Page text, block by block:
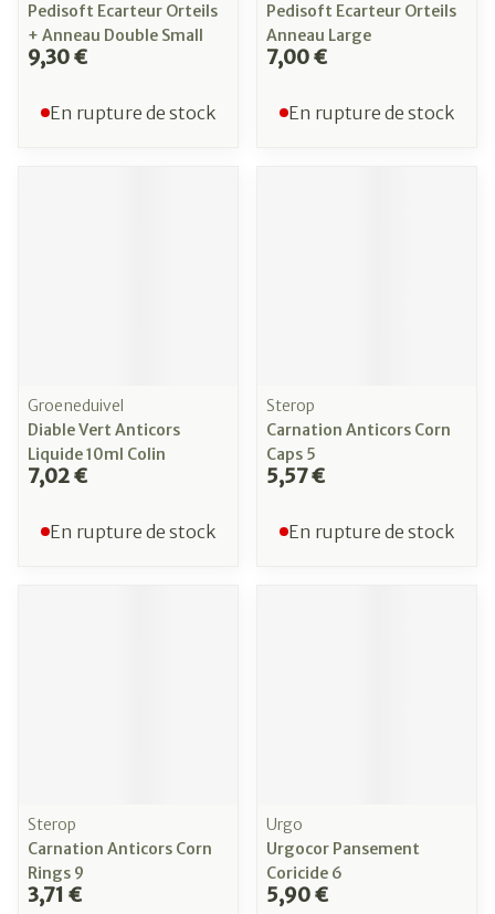
Pedisoft Ecarteur Orteils
+ Anneau Double Small
9,30 €
En rupture de stock
Pedisoft Ecarteur Orteils
Anneau Large
7,00 €
En rupture de stock
Groeneduivel
Diable Vert Anticors
Liquide 10ml Colin
7,02 €
En rupture de stock
Sterop
Carnation Anticors Corn
Caps 5
5,57 €
En rupture de stock
Sterop
Carnation Anticors Corn
Rings 9
3,71 €
Urgo
Urgocor Pansement
Coricide 6
5,90 €